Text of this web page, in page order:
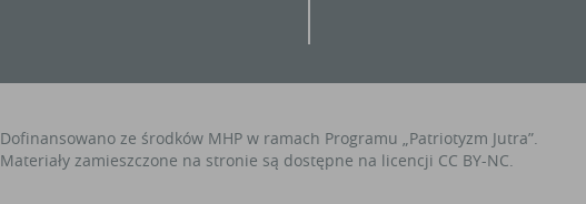
Dofinansowano ze środków MHP w ramach Programu „Patriotyzm Jutra”.
Materiały zamieszczone na stronie są dostępne na licencji CC BY-NC.